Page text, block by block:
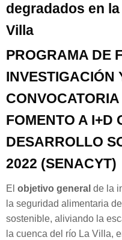
degradados en
Villa
PROGRAMA DE
INVESTIGACIÓN
FOMENTO A I+D
DESARROLLO
2022 (SENACYT)
El objetivo general de la
la seguridad alimentaria
sostenible, aliviando la
la cuenca del río La Villa,